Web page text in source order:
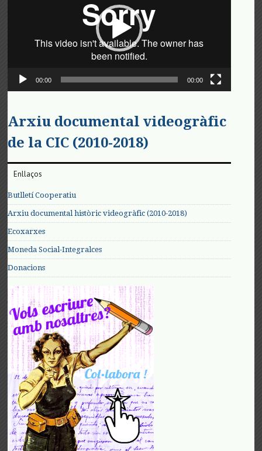
00:00 00:00
Arxiu documental videogràfic
de la CIC (2010-2018)
Enllaços
Butlletí Cooperatiu
Arxiu documental històric videogràfic (2010-2018)
Ecoxarxes
Moneda Social-Integralces
Donacions